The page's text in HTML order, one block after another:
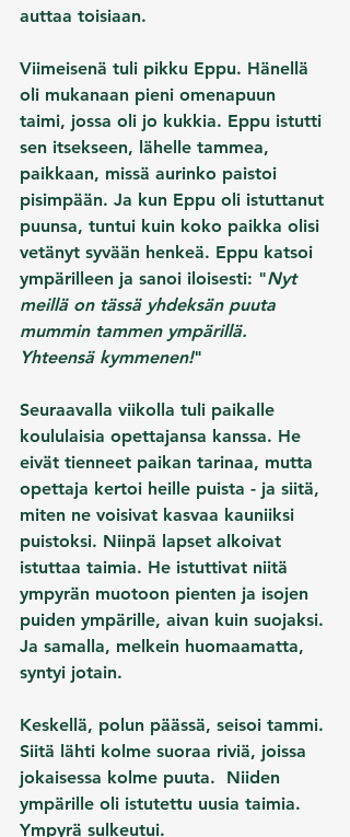
auttaa toisiaan.
Viimeisenä tuli pikku Eppu. Hänellä
oli mukanaan pieni omenapuun
taimi, jossa oli jo kukkia. Eppu istutti
sen itsekseen, lähelle tammea,
paikkaan, missä aurinko paistoi
pisimpään. Ja kun Eppu oli istuttanut
puunsa, tuntui kuin koko paikka olisi
vetänyt syvään henkeä. Eppu katsoi
ympärilleen ja sanoi iloisesti: "Nyt
meillä on tässä yhdeksän puuta
mummin tammen ympärillä.
Yhteensä kymmenen!"
Seuraavalla viikolla tuli paikalle
koululaisia opettajansa kanssa. He
eivät tienneet paikan tarinaa, mutta
opettaja kertoi heille puista - ja siitä,
miten ne voisivat kasvaa kauniiksi
puistoksi. Niinpä lapset alkoivat
istuttaa taimia. He istuttivat niitä
ympyrän muotoon pienten ja isojen
puiden ympärille, aivan kuin suojaksi.
Ja samalla, melkein huomaamatta,
syntyi jotain.
Keskellä, polun päässä, seisoi tammi.
Siitä lähti kolme suoraa riviä, joissa
jokaisessa kolme puuta.  Niiden
ympärille oli istutettu uusia taimia.
Ympyrä sulkeutui.